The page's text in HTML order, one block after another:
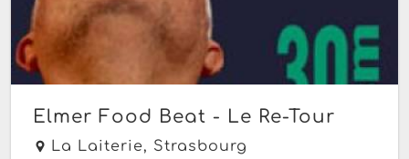
Elmer Food Beat - Le Re-Tour
La Laiterie, Strasbourg